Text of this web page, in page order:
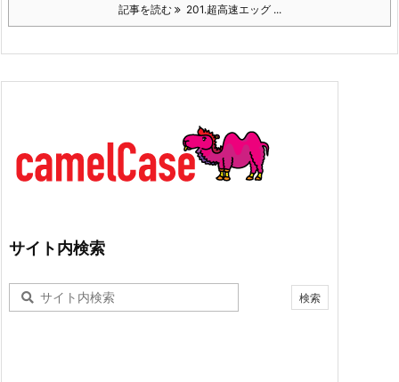
記事を読む 201.超高速エッグ ...
サイト内検索